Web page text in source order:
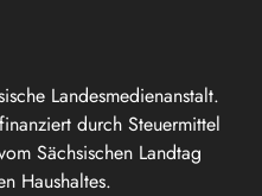
Landesmedienanstalt.
durch Steuermittel
Sächsischen Landtag
Haushaltes.